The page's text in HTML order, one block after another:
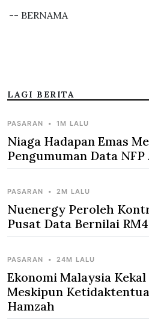
PASARAN • 1M LALU
Niaga Hadapan Emas
Pengumuman Data NFP
PASARAN • 2M LALU
Nuenergy Peroleh
Pusat Data Bernilai
PASARAN • 24M LALU
Ekonomi Malaysia
Meskipun
Hamzah